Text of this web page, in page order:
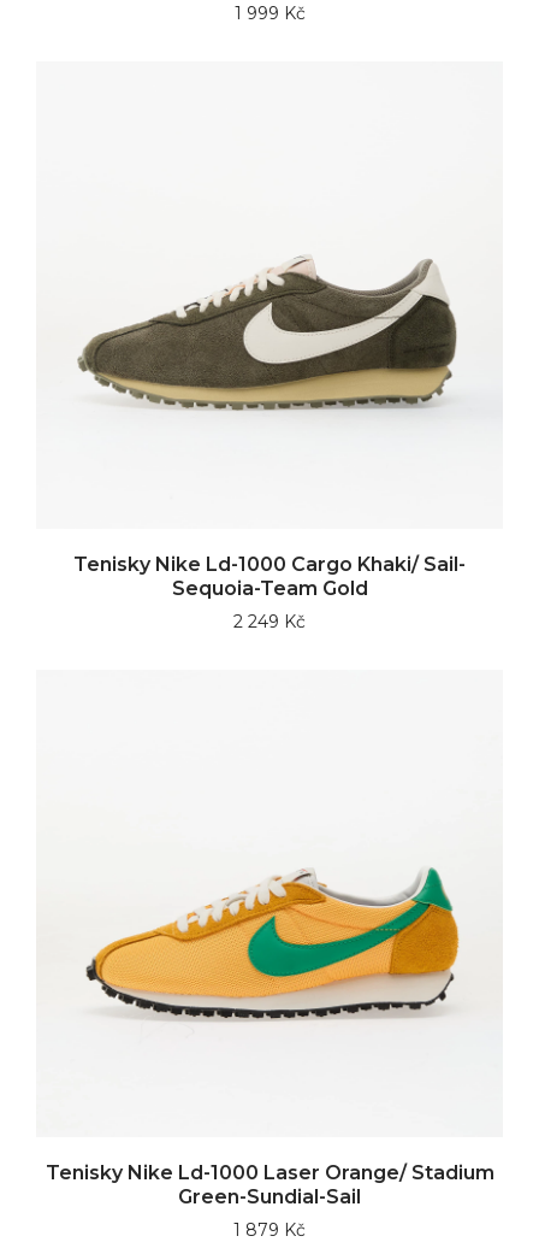
1 999 Kč
Tenisky Nike Ld-1000 Cargo Khaki/ Sail-
Sequoia-Team Gold
2 249 Kč
Tenisky Nike Ld-1000 Laser Orange/ Stadium
Green-Sundial-Sail
1 879 Kč